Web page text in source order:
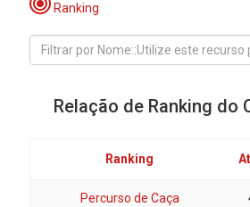
Ranking
Relação de Ranking do
Ranking
Percurso de Caça